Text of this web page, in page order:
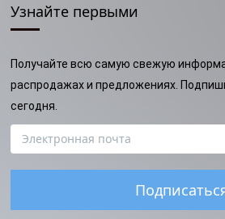
Узнайте первыми
Получайте всю самую свежую
распродажах и предложениях.
сегодня.